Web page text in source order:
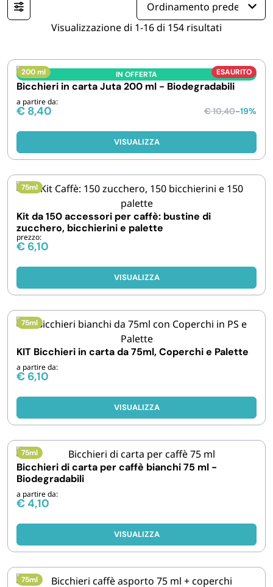
PERSONA E MEDICALI
AVVOLGENTI E CONTENITORI ALIMENTARI
PET
FORNITURE SETTORE HO.RE.CA
BIODEGRADABILE
Visualizzazione di 1-16 di 154 risultati
IN OFFERTA ESAURITO
200 ml
Bicchieri in carta Juta 200 ml - Biodegradabili
a partire da:
€ 8,40 €10,40-19%
VISUALIZZA
75ml
Kit da 150 accessori per caffè: bustine di
zucchero, bicchierini e palette
prezzo:
€ 6,10
VISUALIZZA
75ml
KIT Bicchieri in carta da 75ml, Coperchi e Palette
a partire da:
€ 6,10
VISUALIZZA
75ml
Bicchieri di carta per caffè bianchi 75 ml -
Biodegradabili
a partire da:
€4,10
VISUALIZZA
75ml